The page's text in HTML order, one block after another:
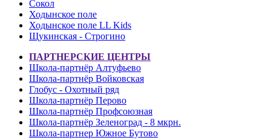
Сокол
Ходынское поле
Ходынское поле LL Kids
Щукинская - Строгино
ПАРТНЕРСКИЕ ЦЕНТРЫ
Школа-партнёр Алтуфьево
Школа-партнёр Войковская
Глобус - Охотный ряд
Школа-партнёр Перово
Школа-партнёр Профсоюзная
Школа-партнёр Зеленоград - 8 мкрн.
Школа-партнер Южное Бутово